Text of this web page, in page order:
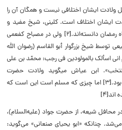
ولادت ایشان اختلافی نیست و همگان آن را
در تاریخ ولادت ایشان اختلاف است. کلینى، شیخ مفید و
شیخ طوسى تولّد آن حضرت را در ماه رمضان دانسته‌اند.[۲] ولی در مصباح کفعمی
شیخ بزرگوار أبو القاسم (رضوان اللَّه
انى اسألک بالمولودین فی رجب: محمّد بن علی
ابن عیاش میگوید ولادت حضرت
جواد(علیه‌‌السلام) در دهم ماه رجب بود.[۳] اما چیزی که مسلم است این است که
محافل شیعه، از حضرت جواد (علیه‌‌السلام)،
چنانکه «ابو یحیاى صنعانى» مى‌گوید: